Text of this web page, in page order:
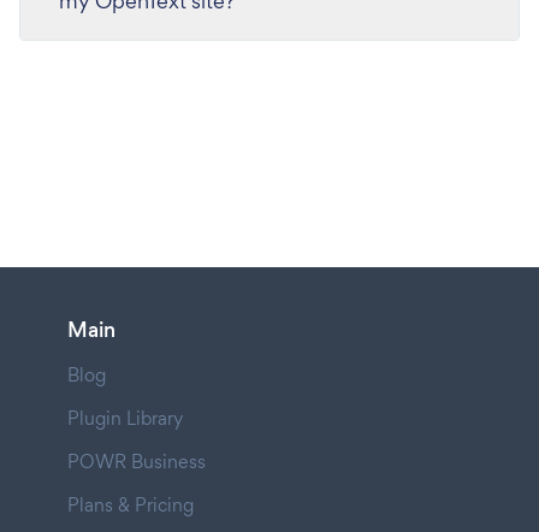
Main
Blog
Plugin Library
POWR Business
Plans & Pricing